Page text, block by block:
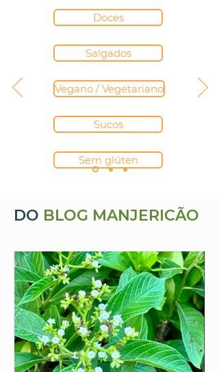
Doces
Salgados
Vegano / Vegetariano
Sucos
Sem glúten
DO BLOG MANJERICÃO